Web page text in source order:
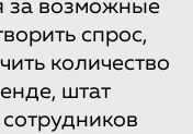
за возможные
спрос,
количество
штат